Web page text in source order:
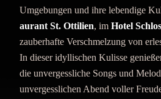
Umgebungen und ihre lebendige
aurant St. Ottilien, im Hotel
zauberhafte Verschmelzung von
In dieser idyllischen Kulisse
die unvergessliche Songs und
unvergesslichen Abend voller